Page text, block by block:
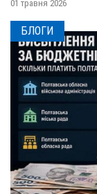
01 травня 2026
БЛОГИ